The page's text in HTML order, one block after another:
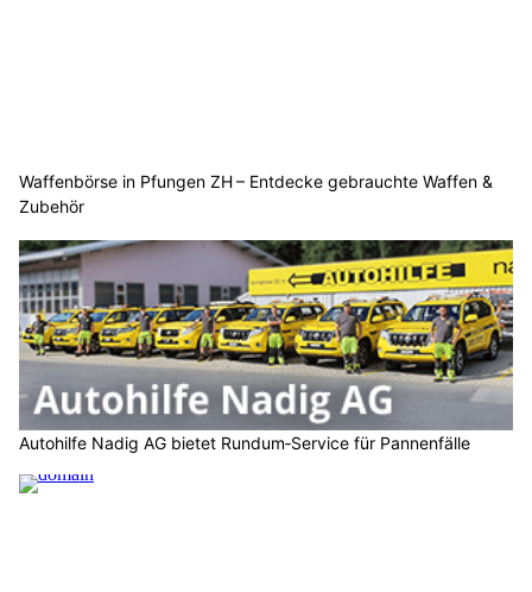
Waffenbörse in Pfungen ZH – Entdecke gebrauchte Waffen &
Zubehör
Autohilfe Nadig AG bietet Rundum‑Service für Pannenfälle